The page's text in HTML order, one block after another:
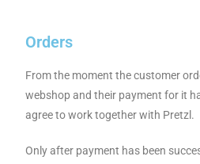
Orders
From the moment the customer
webshop and their payment for it
agree to work together with Pretzl.
Only after payment has been